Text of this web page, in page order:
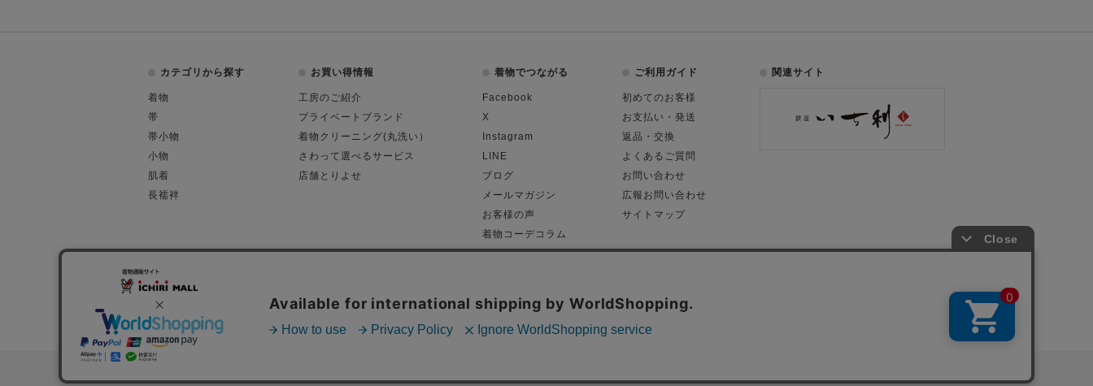
カテゴリから探す
着物
帯
帯小物
小物
肌着
長襦袢
お買い得情報
工房のご紹介
プライベートブランド
着物クリーニング(丸洗い）
さわって選べるサービス
店舗とりよせ
着物でつながる
Facebook
X
Instagram
LINE
ブログ
メールマガジン
お客様の声
着物コーデコラム
ご利用ガイド
初めてのお客様
お支払い・発送
返品・交換
よくあるご質問
お問い合わせ
広報お問い合わせ
サイトマップ
関連サイト